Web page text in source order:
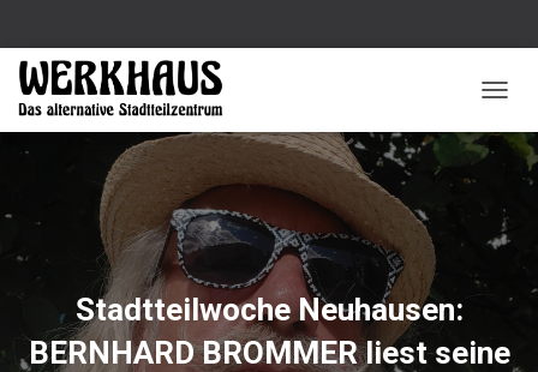
A
A
T
M
Stadtteilwoche Neuhausen:
BERNHARD BROMMER liest seine